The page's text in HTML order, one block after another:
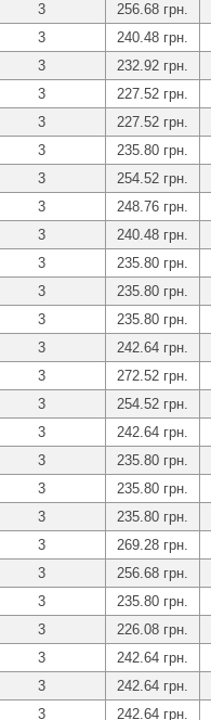
3 256.68 грн.
3 240.48 грн.
3 232.92 грн.
3 227.52 грн.
3 227.52 грн.
3 235.80 грн.
3 254.52 грн.
3 248.76 грн.
3 240.48 грн.
3 235.80 грн.
3 235.80 грн.
3 235.80 грн.
3 242.64 грн.
3 272.52 грн.
3 254.52 грн.
3 242.64 грн.
3 235.80 грн.
3 235.80 грн.
3 235.80 грн.
3 269.28 грн.
3 256.68 грн.
3 235.80 грн.
3 226.08 грн.
3 242.64 грн.
3 242.64 грн.
3 242.64 грн.